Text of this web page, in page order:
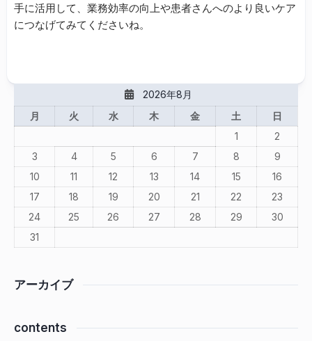
手に活用して、業務効率の向上や患者さんへのより良いケア
につなげてみてくださいね。
2026年8月
月
火 水 木 金 土
日
1
2
3
4 5 6 7 8
9
10
11 12 13 14 15
16
17
18 19 20 21 22
23
24
25 26 27 28 29
30
31
アーカイブ
contents